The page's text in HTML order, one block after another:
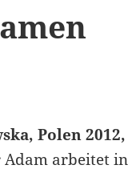
Polen 2012,
Adam arbeitet in